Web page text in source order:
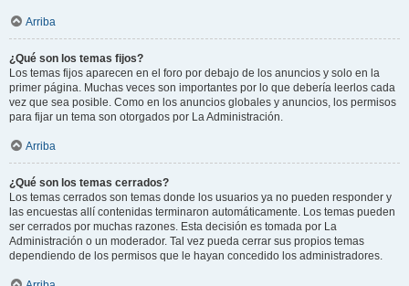
Arriba
¿Qué son los temas fijos?
Los temas fijos aparecen en el foro por debajo de los anuncios y solo en la
primer página. Muchas veces son importantes por lo que debería leerlos cada
vez que sea posible. Como en los anuncios globales y anuncios, los permisos
para fijar un tema son otorgados por La Administración.
Arriba
¿Qué son los temas cerrados?
Los temas cerrados son temas donde los usuarios ya no pueden responder y
las encuestas allí contenidas terminaron automáticamente. Los temas pueden
ser cerrados por muchas razones. Esta decisión es tomada por La
Administración o un moderador. Tal vez pueda cerrar sus propios temas
dependiendo de los permisos que le hayan concedido los administradores.